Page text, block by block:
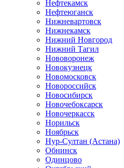
Нефтекамск
Нефтеюганск
Нижневартовск
Нижнекамск
Нижний Новгород
Нижний Тагил
Нововоронеж
Новокузнецк
Новомосковск
Новороссийск
Новосибирск
Новочебоксарск
Новочеркасск
Норильск
Ноябрьск
Нур-Султан (Астана)
Обнинск
Одинцово